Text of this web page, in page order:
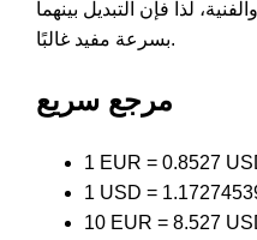
لذا فإن التبديل بينهما
بسرعة مفيد غالبًا.
مرجع سريع
1 EUR = 0.8527
1 USD =
10 EUR = 8.527